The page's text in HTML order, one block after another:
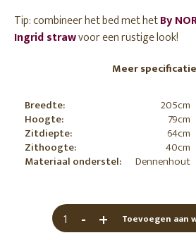
Tip: combineer het bed met hetBy
Ingrid strawvoor een rustige look!
Meer
Breedte:
205cm
Hoogte:
79cm
Zitdiepte:
64cm
Zithoogte:
40cm
Materiaal onderstel:
Dennenhout
+
- Toevoegen aan